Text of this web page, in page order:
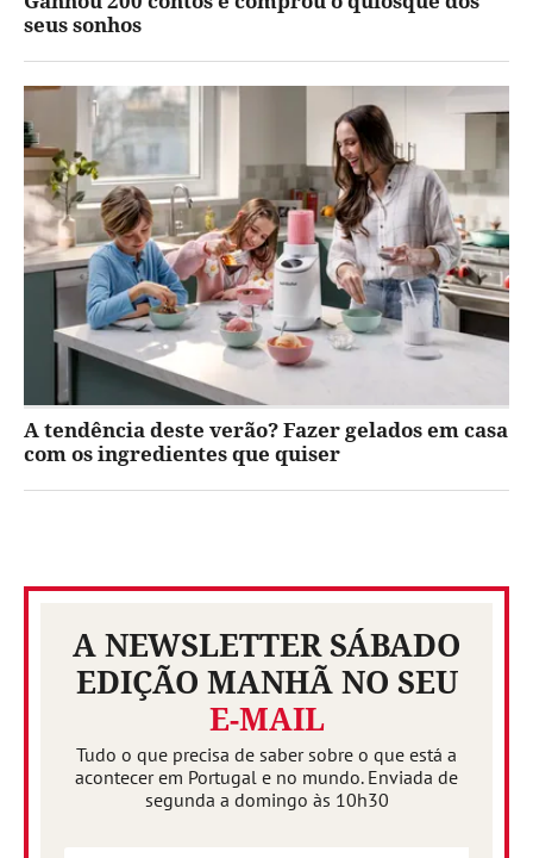
seus sonhos
A tendência deste verão? Fazer gelados em casa
com os ingredientes que quiser
A NEWSLETTER SÁBADO
EDIÇÃO MANHÃ NO SEU
E-MAIL
Tudo o que precisa de saber sobre o que está a
acontecer em Portugal e no mundo. Enviada de
segunda a domingo às 10h30